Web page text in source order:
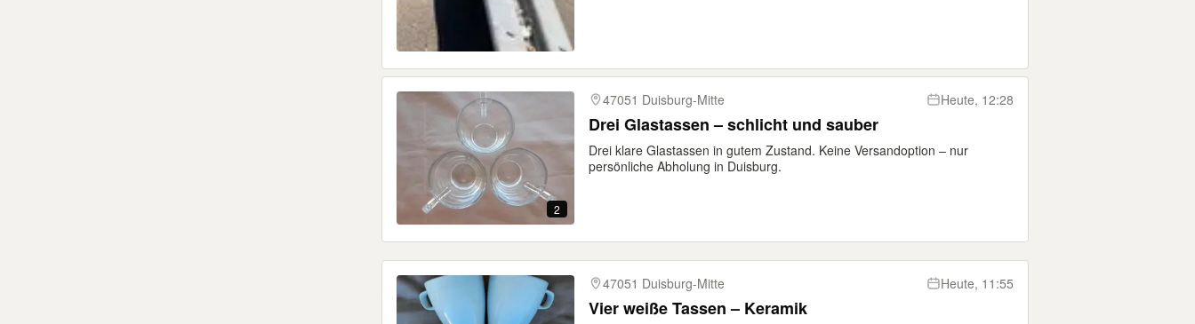
2
47051 Duisburg-Mitte Heute, 12:28
Drei Glastassen – schlicht und sauber
Drei klare Glastassen in gutem Zustand. Keine Versandoption – nur
persönliche Abholung in Duisburg.
47051 Duisburg-Mitte Heute, 11:55
Vier weiße Tassen – Keramik